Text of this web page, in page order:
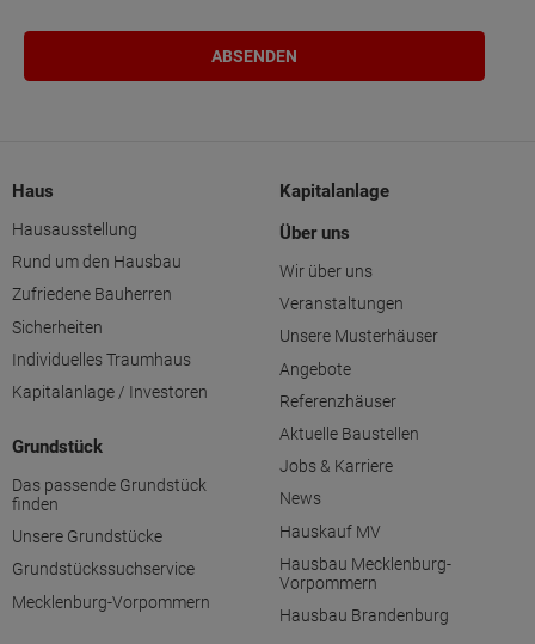
Haus
Hausausstellung
Rund um den Hausbau
Zufriedene Bauherren
Sicherheiten
Individuelles Traumhaus
Kapitalanlage / Investoren
Grundstück
Das passende Grundstück
finden
Unsere Grundstücke
Grundstückssuchservice
Mecklenburg-Vorpommern
Kapitalanlage
Über uns
Wir über uns
Veranstaltungen
Unsere Musterhäuser
Angebote
Referenzhäuser
Aktuelle Baustellen
Jobs & Karriere
News
Hauskauf MV
Hausbau Mecklenburg-
Vorpommern
Hausbau Brandenburg